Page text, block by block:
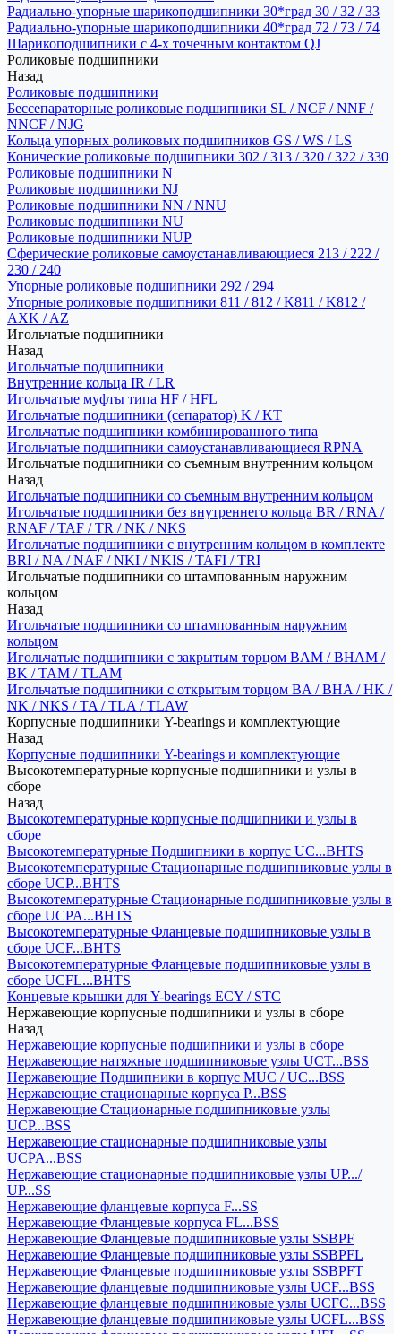
Радиально-упорные шарикоподшипники 30*град 30 / 32 / 33
Радиально-упорные шарикоподшипники 40*град 72 / 73 / 74
Шарикоподшипники с 4-х точечным контактом QJ
Роликовые подшипники
Назад
Роликовые подшипники
Бессепараторные роликовые подшипники SL / NCF / NNF /
NNCF / NJG
Кольца упорных роликовых подшипников GS / WS / LS
Конические роликовые подшипники 302 / 313 / 320 / 322 / 330
Роликовые подшипники N
Роликовые подшипники NJ
Роликовые подшипники NN / NNU
Роликовые подшипники NU
Роликовые подшипники NUP
Сферические роликовые самоустанавливающиеся 213 / 222 /
230 / 240
Упорные роликовые подшипники 292 / 294
Упорные роликовые подшипники 811 / 812 / K811 / K812 /
AXK / AZ
Игольчатые подшипники
Назад
Игольчатые подшипники
Внутренние кольца IR / LR
Игольчатые муфты типа HF / HFL
Игольчатые подшипники (сепаратор) K / KT
Игольчатые подшипники комбинированного типа
Игольчатые подшипники самоустанавливающиеся RPNA
Игольчатые подшипники со съемным внутренним кольцом
Назад
Игольчатые подшипники со съемным внутренним кольцом
Игольчатые подшипники без внутреннего кольца BR / RNA /
RNAF / TAF / TR / NK / NKS
Игольчатые подшипники с внутренним кольцом в комплекте
BRI / NA / NAF / NKI / NKIS / TAFI / TRI
Игольчатые подшипники со штампованным наружним
кольцом
Назад
Игольчатые подшипники со штампованным наружним
кольцом
Игольчатые подшипники с закрытым торцом BAM / BHAM /
BK / TAM / TLAM
Игольчатые подшипники с открытым торцом BA / BHA / HK /
NK / NKS / TA / TLA / TLAW
Корпусные подшипники Y-bearings и комплектующие
Назад
Корпусные подшипники Y-bearings и комплектующие
Высокотемпературные корпусные подшипники и узлы в
сборе
Назад
Высокотемпературные корпусные подшипники и узлы в
сборе
Высокотемпературные Подшипники в корпус UC...BHTS
Высокотемпературные Стационарные подшипниковые узлы в
сборе UCP...BHTS
Высокотемпературные Стационарные подшипниковые узлы в
сборе UCPA...BHTS
Высокотемпературные Фланцевые подшипниковые узлы в
сборе UCF...BHTS
Высокотемпературные Фланцевые подшипниковые узлы в
сборе UCFL...BHTS
Концевые крышки для Y-bearings ECY / STC
Нержавеющие корпусные подшипники и узлы в сборе
Назад
Нержавеющие корпусные подшипники и узлы в сборе
Нержавеющие натяжные подшипниковые узлы UCT...BSS
Нержавеющие Подшипники в корпус MUC / UC...BSS
Нержавеющие стационарные корпуса P...BSS
Нержавеющие Стационарные подшипниковые узлы
UCP...BSS
Нержавеющие стационарные подшипниковые узлы
UCPA...BSS
Нержавеющие стационарные подшипниковые узлы UP.../
UP...SS
Нержавеющие фланцевые корпуса F...SS
Нержавеющие Фланцевые корпуса FL...BSS
Нержавеющие Фланцевые подшипниковые узлы SSBPF
Нержавеющие Фланцевые подшипниковые узлы SSBPFL
Нержавеющие Фланцевые подшипниковые узлы SSBPFT
Нержавеющие фланцевые подшипниковые узлы UCF...BSS
Нержавеющие фланцевые подшипниковые узлы UCFC...BSS
Нержавеющие фланцевые подшипниковые узлы UCFL...BSS